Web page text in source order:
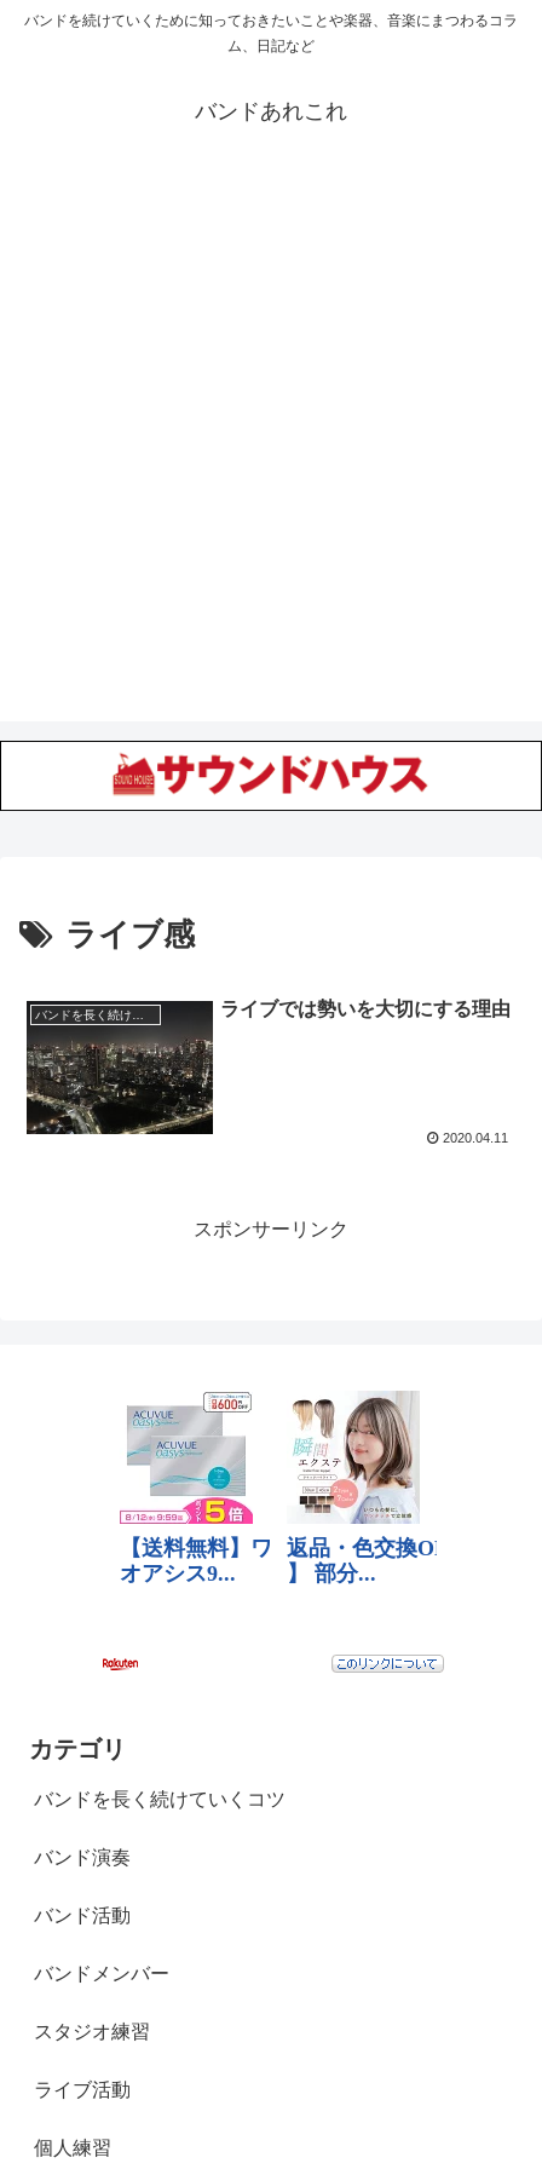
バンドを続けていくために知っておきたいことや楽器、音楽にまつわるコラ
ム、日記など
バンドあれこれ
ライブ感
ライブでは勢いを大切にする理由
2020.04.11
スポンサーリンク
カテゴリ
バンドを長く続けていくコツ
バンド演奏
バンド活動
バンドメンバー
スタジオ練習
ライブ活動
個人練習